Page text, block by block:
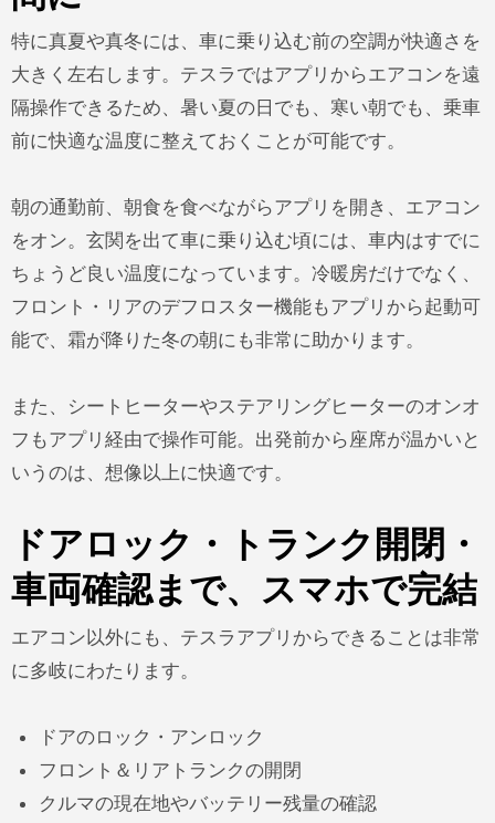
特に真夏や真冬には、車に乗り込む前の空調が快適さを
大きく左右します。テスラではアプリからエアコンを遠
隔操作できるため、暑い夏の日でも、寒い朝でも、乗車
前に快適な温度に整えておくことが可能です。
朝の通勤前、朝食を食べながらアプリを開き、エアコン
をオン。玄関を出て車に乗り込む頃には、車内はすでに
ちょうど良い温度になっています。冷暖房だけでなく、
フロント・リアのデフロスター機能もアプリから起動可
能で、霜が降りた冬の朝にも非常に助かります。
また、シートヒーターやステアリングヒーターのオンオ
フもアプリ経由で操作可能。出発前から座席が温かいと
いうのは、想像以上に快適です。
ドアロック・トランク開閉・
車両確認まで、スマホで完結
エアコン以外にも、テスラアプリからできることは非常
に多岐にわたります。
ドアのロック・アンロック
フロント＆リアトランクの開閉
クルマの現在地やバッテリー残量の確認